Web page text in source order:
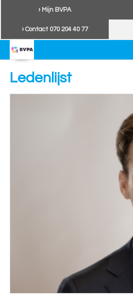
› Mijn BVPA
› Contact 070 204 40 77
Ledenlijst